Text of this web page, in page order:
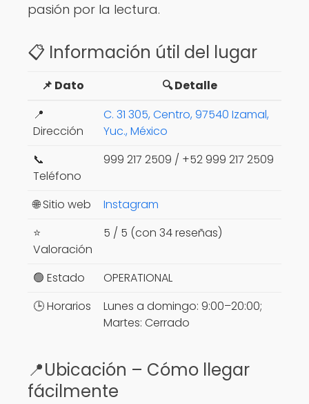
pasión por la lectura.
📋 Información útil del lugar
📌 Dato
🔍 Detalle
📍
Dirección
C. 31 305, Centro, 97540 Izamal,
Yuc., México
📞
Teléfono
999 217 2509 / +52 999 217 2509
🌐 Sitio web
Instagram
⭐
Valoración
5 / 5 (con 34 reseñas)
🟢 Estado
OPERATIONAL
🕒 Horarios
Lunes a domingo: 9:00–20:00;
Martes: Cerrado
📍Ubicación – Cómo llegar
fácilmente